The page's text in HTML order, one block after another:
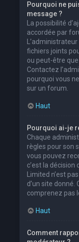
Pourquoi ne
message ?
La possibilité
accordée par
fichiers joints
ou peut-être
Contactez
pourquoi vous
sur un forum.
Haut
Pourquoi ai-je
Chaque
règles pour son
vous pouvez
c’est la décision
Limited n’est
d’un site
comprenez pas
Haut
Comment